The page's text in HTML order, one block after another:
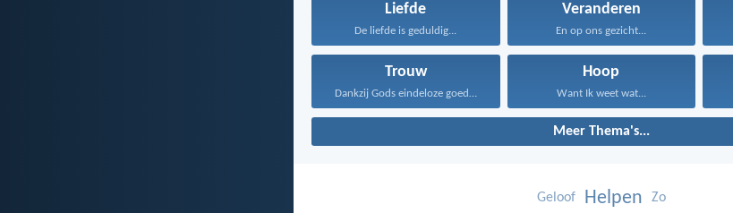
Liefde
De liefde is geduldig...
Veranderen
En op ons gezicht...
Trouw
Dankzij Gods eindeloze goedheid...
Hoop
Want Ik weet wat...
Meer Thema's...
Geloof Helpen Zo